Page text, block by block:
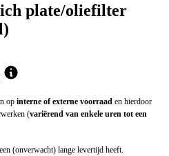
plate/oliefilter
op interne of externe voorraad en hierdoor
(variërend van enkele uren tot een
(onverwacht) lange levertijd heeft.